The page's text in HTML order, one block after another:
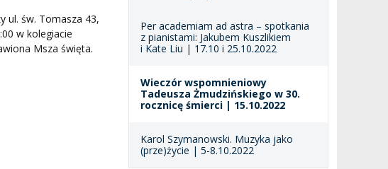
Per academiam ad astra – spotkania
z pianistami: Jakubem Kuszlikiem
i Kate Liu | 17.10 i 25.10.2022
Wieczór wspomnieniowy
Tadeusza Żmudzińskiego w 30.
rocznicę śmierci | 15.10.2022
Karol Szymanowski. Muzyka jako
(prze)życie | 5-8.10.2022
ul. św. Tomasza 43,
w kolegiacie
Msza święta.